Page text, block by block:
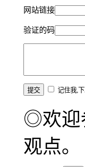
网站链接
验证的码
记住我,
◎欢迎
观点。